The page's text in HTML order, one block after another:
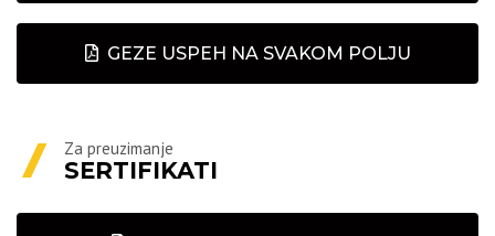
GEZE USPEH NA SVAKOM POLJU
Za preuzimanje
SERTIFIKATI